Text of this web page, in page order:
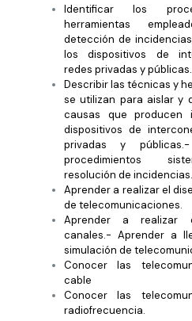
Identificar los
herramientas
detección de
los dispositivos de
redes privadas y públicas.
Describir las técnicas y
se utilizan para aislar y
causas que producen
dispositivos de
privadas y
procedimientos
resolución de incidencias.
Aprender a realizar el
de telecomunicaciones.
Aprender a realizar
canales.- Aprender a
simulación de
Conocer las
cable
Conocer las
radiofrecuencia.